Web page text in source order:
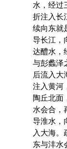
水，经过
折注入长
续向东就
导长江，
达醴水，
与彭蠡泽
后流入大
注入黄河
陶丘北面
水会合，
导淮水，
入大海。
东与沣水